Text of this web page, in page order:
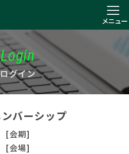
メニュー
Login
ログイン
バーシップ
[会期]
[会場]